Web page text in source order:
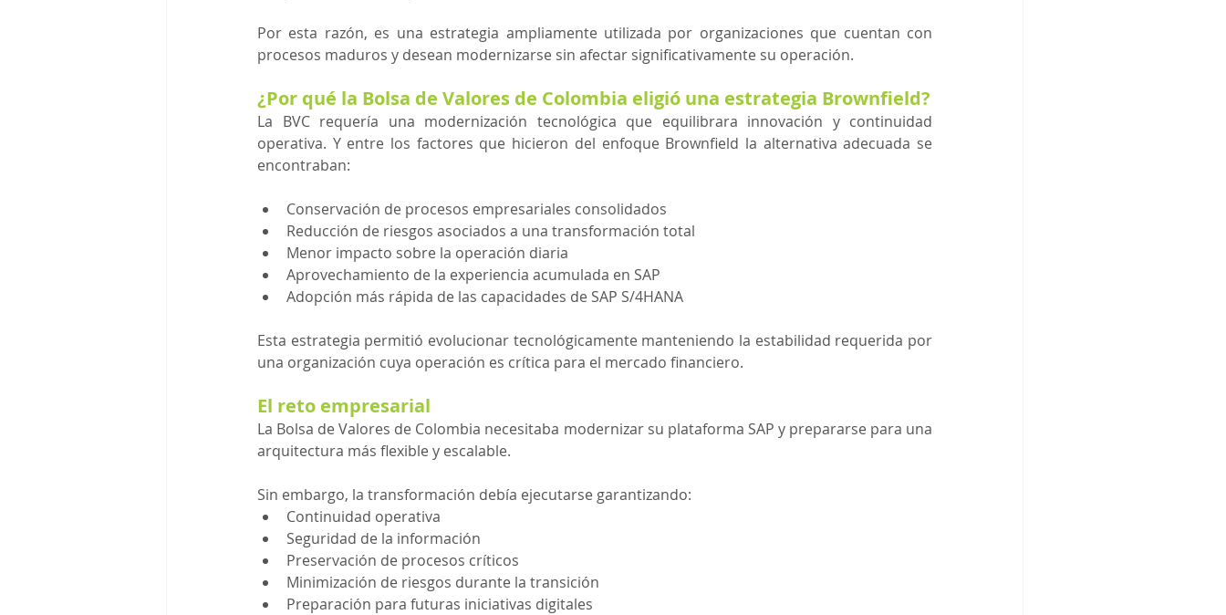
Por esta razón, es una estrategia ampliamente utilizada por organizaciones que cuentan con
procesos maduros y desean modernizarse sin afectar significativamente su operación.
¿Por qué la Bolsa de Valores de Colombia eligió una estrategia Brownfield?
La BVC requería una modernización tecnológica que equilibrara innovación y continuidad
operativa. Y entre los factores que hicieron del enfoque Brownfield la alternativa adecuada se
encontraban:
Conservación de procesos empresariales consolidados
Reducción de riesgos asociados a una transformación total
Menor impacto sobre la operación diaria
Aprovechamiento de la experiencia acumulada en SAP
Adopción más rápida de las capacidades de SAP S/4HANA
Esta estrategia permitió evolucionar tecnológicamente manteniendo la estabilidad requerida por
una organización cuya operación es crítica para el mercado financiero.
El reto empresarial
La Bolsa de Valores de Colombia necesitaba modernizar su plataforma SAP y prepararse para una
arquitectura más flexible y escalable.
Sin embargo, la transformación debía ejecutarse garantizando:
Continuidad operativa
Seguridad de la información
Preservación de procesos críticos
Minimización de riesgos durante la transición
Preparación para futuras iniciativas digitales